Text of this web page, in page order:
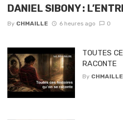
DANIEL SIBONY :
By CHMAILLE 6 heures ago 0
TOUTES
RACONTE
By CHMAILLE